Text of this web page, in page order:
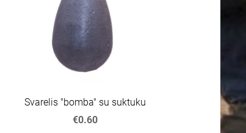
Svarelis "bomba" su suktuku
€0.60